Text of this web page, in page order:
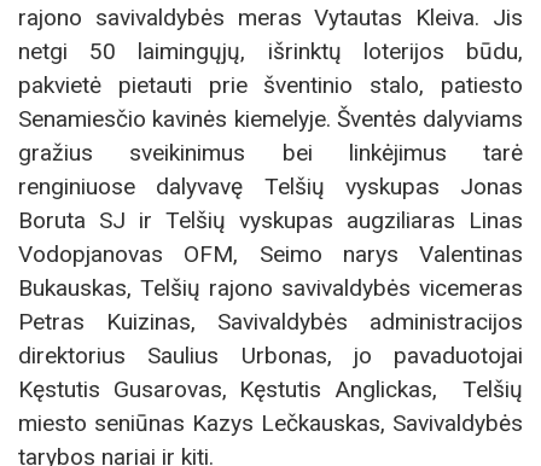
rajono savivaldybės meras Vytautas Kleiva. Jis
netgi 50 laimingųjų, išrinktų loterijos būdu,
pakvietė pietauti prie šventinio stalo, patiesto
Senamiesčio kavinės kiemelyje. Šventės dalyviams
gražius sveikinimus bei linkėjimus tarė
renginiuose dalyvavę Telšių vyskupas Jonas
Boruta SJ ir Telšių vyskupas augziliaras Linas
Vodopjanovas OFM, Seimo narys Valentinas
Bukauskas, Telšių rajono savivaldybės vicemeras
Petras Kuizinas, Savivaldybės administracijos
direktorius Saulius Urbonas, jo pavaduotojai
Kęstutis Gusarovas, Kęstutis Anglickas, Telšių
miesto seniūnas Kazys Lečkauskas, Savivaldybės
tarybos nariai ir kiti.